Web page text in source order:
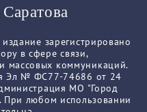
зарегистрировано
в сфере связи,
массовых коммуникаций.
Эл № ФС77-74686 от 24
МО "Город
При любом использовании